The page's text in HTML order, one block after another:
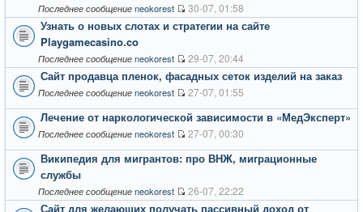
Последнее сообщение neokorest 30-07, 01:58
Узнать о новых слотах и стратегии на сайте
Playgamecasino.co
Последнее сообщение neokorest 29-07, 20:44
Сайт продавца пленок, фасадных сеток изделий на заказ
Последнее сообщение neokorest 27-07, 01:55
Лечение от наркологической зависимости в «МедЭксперт»
Последнее сообщение neokorest 27-07, 00:30
Википедия для мигрантов: про ВНЖ, миграционные
службы
Последнее сообщение neokorest 26-07, 22:22
Сайт для желающих получать пассивный доход от